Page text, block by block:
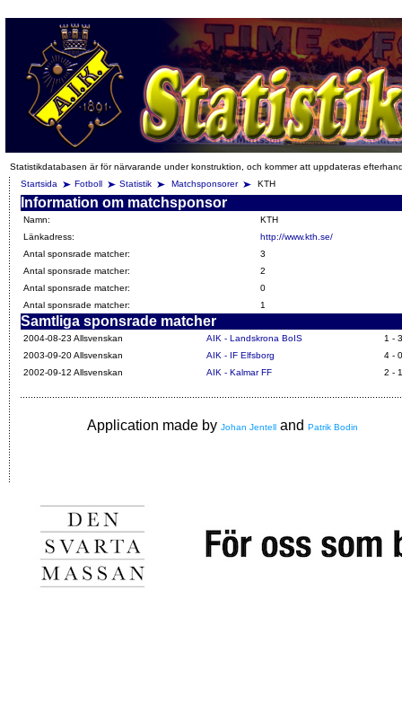
Statistikdatabasen är för närvarande under konstruktion, och kommer att uppdateras
Startsida
Fotboll Statistik Matchsponsorer KTH
Information om matchsponsor
Namn:
KTH
Länkadress:
http://www.kth.se/
Antal sponsrade matcher:
3
Antal sponsrade matcher:
2
Antal sponsrade matcher:
0
Antal sponsrade matcher:
1
Samtliga sponsrade matcher
2004-08-23 Allsvenskan AIK - Landskrona BoIS
1 - 3
2003-09-20 Allsvenskan
AIK - IF Elfsborg
4 - 0
2002-09-12 Allsvenskan
AIK - Kalmar FF 2 - 1
Application made by Johan Jentell and Patrik Bodin